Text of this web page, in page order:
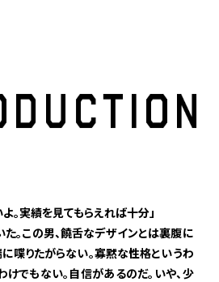
DUCTION
。実績を見てもらえれば十分」
た。この男、饒舌なデザインとは裏腹に
喋りたがらない。寡黙な性格というわ
けでもない。自信があるのだ。いや、少